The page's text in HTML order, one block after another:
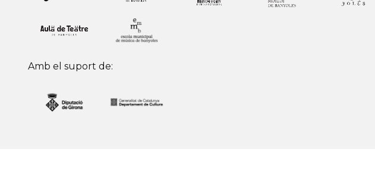
Amb el suport de: